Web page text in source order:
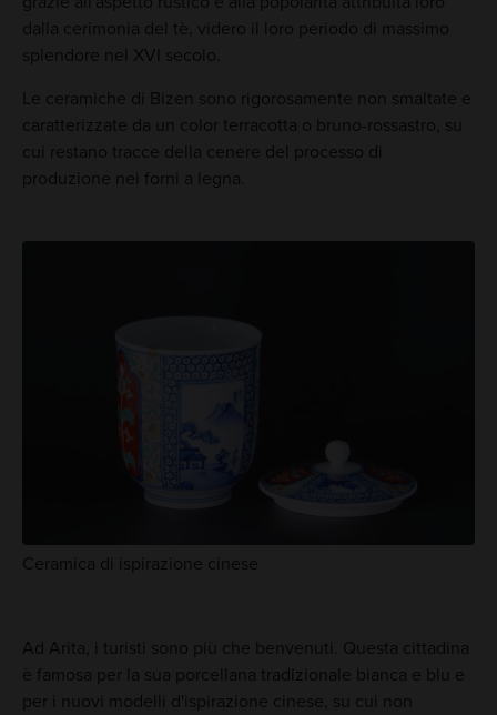
dalla cerimonia del tè, videro il loro periodo di massimo
splendore nel XVI secolo.
Le ceramiche di Bizen sono rigorosamente non smaltate e
caratterizzate da un color terracotta o bruno-rossastro, su
cui restano tracce della cenere del processo di
produzione nei forni a legna.
Ceramica di ispirazione cinese
Ad Arita, i turisti sono più che benvenuti. Questa cittadina
è famosa per la sua porcellana tradizionale bianca e blu e
per i nuovi modelli d'ispirazione cinese, su cui non